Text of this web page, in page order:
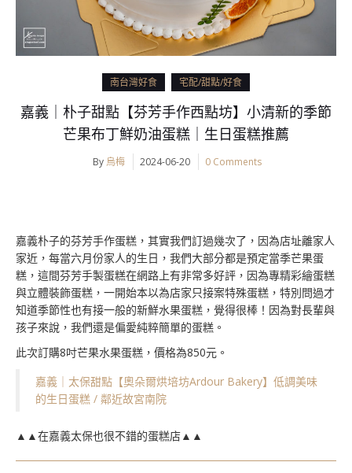
南台灣好食 宅配/甜點/好食
嘉義｜朴子甜點【芬芳手作西點坊】小清新的季節
芒果布丁鮮奶油蛋糕｜生日蛋糕推薦
By 烏梅 2024-06-20 0 Comments
嘉義朴子的芬芳手作蛋糕，其實我們訂過幾次了，因為店址離家人
家近，每當六月份家人的生日，我們大部分都是預定當季芒果蛋
糕，這間芬芳手製蛋糕在網路上有非常多好評，因為專精彩繪蛋糕
與立體裝飾蛋糕，一開始本以為店家只接案特殊蛋糕，特別問過才
知道季節性也有接一般的新鮮水果蛋糕，覺得很棒！因為對長輩與
孩子來說，我們還是偏愛純粹簡單的蛋糕。
此次訂購8吋芒果水果蛋糕，價格為850元。
嘉義｜太保甜點【奧朵爾烘培坊Ardour Bakery】低調美味
的生日蛋糕 / 鄰近故宮南院
▲▲在嘉義太保也很不錯的蛋糕店▲▲